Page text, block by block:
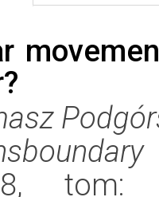
tom: